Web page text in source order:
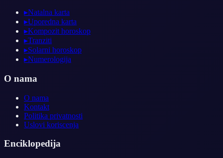
▸Natalna karta
▸Uporedna karta
▸Kompozit horoskop
▸Tranziti
▸Solarni horoskop
▸Numerologija
O nama
O nama
Kontakt
Politika privatnosti
Uslovi koriscenja
Enciklopedija